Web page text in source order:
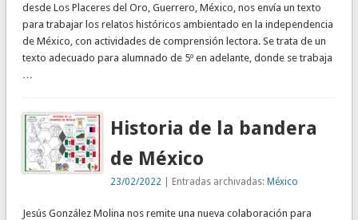
desde Los Placeres del Oro, Guerrero, México, nos envía un texto
para trabajar los relatos históricos ambientado en la independencia
de México, con actividades de comprensión lectora. Se trata de un
texto adecuado para alumnado de 5º en adelante, donde se trabaja
…
Historia de la bandera
de México
23/02/2022 | Entradas archivadas:México
Jesús González Molina nos remite una nueva colaboración para